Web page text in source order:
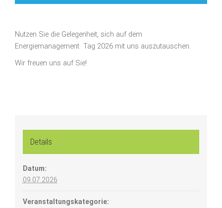
Nutzen Sie die Gelegenheit, sich auf dem
Energiemanagement Tag 2026 mit uns auszutauschen.
Wir freuen uns auf Sie!
Details
Datum:
09.07.2026
Veranstaltungskategorie: